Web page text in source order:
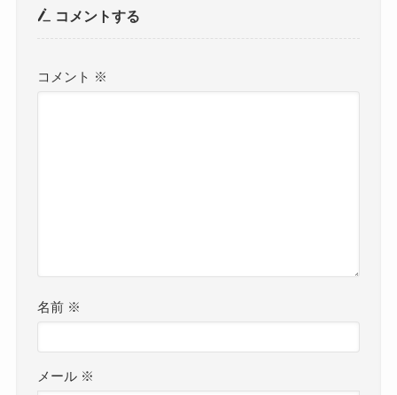
コメントする
コメント ※
名前 ※
メール ※